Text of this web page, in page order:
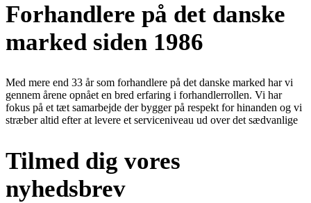
Forhandlere på det danske
marked siden 1986
Med mere end 33 år som forhandlere på det danske marked har vi
gennem årene opnået en bred erfaring i forhandlerrollen. Vi har
fokus på et tæt samarbejde der bygger på respekt for hinanden og vi
stræber altid efter at levere et serviceniveau ud over det sædvanlige
Tilmed dig vores
nyhedsbrev